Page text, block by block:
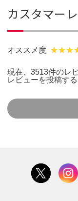
カスタマー
オススメ度
現在、3513件のレ
レビューを投稿す